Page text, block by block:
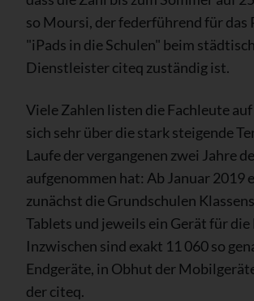
so Moursi, der federführend für das
"iPads in die Schulen" beim
Dienstleister citeq zuständig ist.
Viele Zahlen listen die Fachleute
sich sehr über die stark steigende
Laufe der vergangenen zwei Jahre
aufgenommen hat: Ab Januar 2019
zunächst die Grundschulen
Tablets und jeweils ein Gerät für die
Inzwischen sind exakt 11 060 so
Endgeräte, in Obhut der
der citeq.